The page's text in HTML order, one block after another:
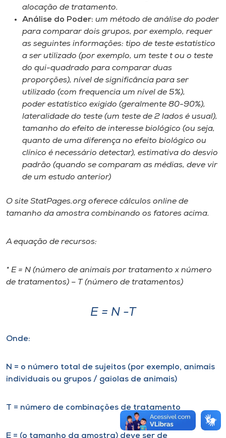
Unoesc
Store
Selecione
o idioma
alocação de tratamento.
Análise do Poder: um método de análise do poder
para comparar dois grupos, por exemplo, requer
as seguintes informações: tipo de teste estatístico
a ser utilizado (por exemplo, um teste t ou o teste
do qui-quadrado para comparar duas
proporções), nível de significância para ser
utilizado (com frequencia um nível de 5%),
poder estatístico exigido (geralmente 80-90%),
lateralidade do teste (um teste de 2 lados é usual),
tamanho do efeito de interesse biológico (ou seja,
quanto de uma diferença no efeito biológico ou
clínico é necessário detectar), estimativa do desvio
padrão (quando se comparam as médias, deve vir
de um estudo anterior)
O site StatPages.org oferece cálculos online de
tamanho da amostra combinando os fatores acima.
A equação de recursos:
* E = N (número de animais por tratamento x número
de tratamentos) – T (número de tratamentos)
E = N -T
Onde:
N = o número total de sujeitos (por exemplo, animais
individuais ou grupos / gaiolas de animais)
T = número de combinações de tratamento
E = (o tamanho da amostra) deve ser de